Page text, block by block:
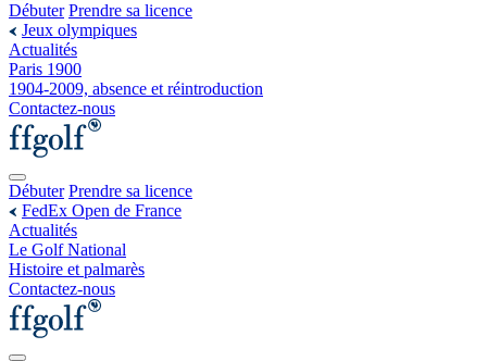
Débuter Prendre sa licence
Jeux olympiques
Actualités
Paris 1900
1904-2009, absence et réintroduction
Contactez-nous
Débuter Prendre sa licence
FedEx Open de France
Actualités
Le Golf National
Histoire et palmarès
Contactez-nous